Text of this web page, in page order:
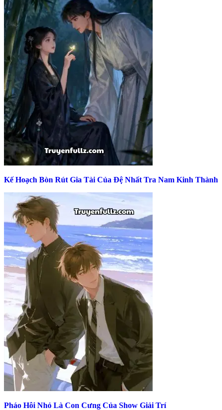
Kế Hoạch Bòn Rút Gia Tài Của Đệ Nhất Tra Nam Kinh Thành
Pháo Hôi Nhỏ Là Con Cưng Của Show Giải Trí